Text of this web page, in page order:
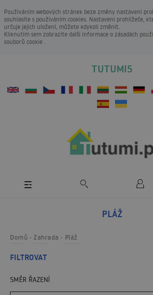
Používáním webových stránek beze změny nastavení
souhlasíte s používáním cookies. Nastavení prohlížeče,
určuje jejich uložení, můžete kdykoli změnit.
Kliknutím sem zobrazíte další informace o zásadách
souborů cookie .
TUTUMI5
PLÁŽ
Domů Zahrada Pláž
FILTROVAT
SMĚR ŘAZENÍ